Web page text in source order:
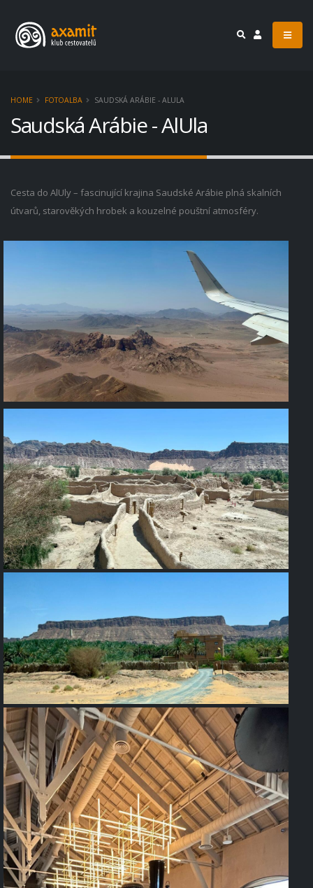
HOME FOTOALBA SAUDSKÁ ARÁBIE - ALULA
Saudská Arábie - AlUla
Cesta do AlUly – fascinující krajina Saudské Arábie plná skalních
útvarů, starověkých hrobek a kouzelné pouštní atmosféry.